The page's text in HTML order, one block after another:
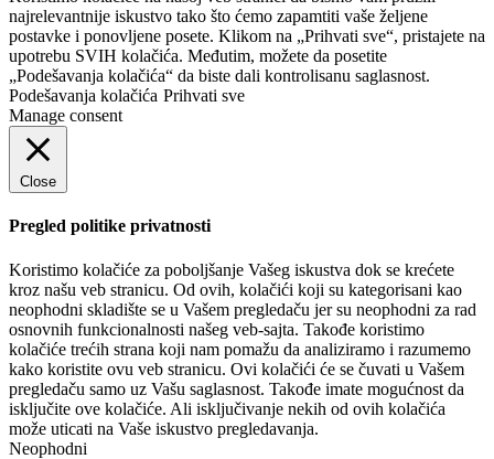
najrelevantnije iskustvo tako što ćemo zapamtiti vaše željene
postavke i ponovljene posete. Klikom na „Prihvati sve“, pristajete na
upotrebu SVIH kolačića. Međutim, možete da posetite
„Podešavanja kolačića“ da biste dali kontrolisanu saglasnost.
Podešavanja kolačića Prihvati sve
Manage consent
Close
Pregled politike privatnosti
Koristimo kolačiće za poboljšanje Vašeg iskustva dok se krećete
kroz našu veb stranicu. Od ovih, kolačići koji su kategorisani kao
neophodni skladište se u Vašem pregledaču jer su neophodni za rad
osnovnih funkcionalnosti našeg veb-sajta. Takođe koristimo
kolačiće trećih strana koji nam pomažu da analiziramo i razumemo
kako koristite ovu veb stranicu. Ovi kolačići će se čuvati u Vašem
pregledaču samo uz Vašu saglasnost. Takođe imate mogućnost da
isključite ove kolačiće. Ali isključivanje nekih od ovih kolačića
može uticati na Vaše iskustvo pregledavanja.
Neophodni